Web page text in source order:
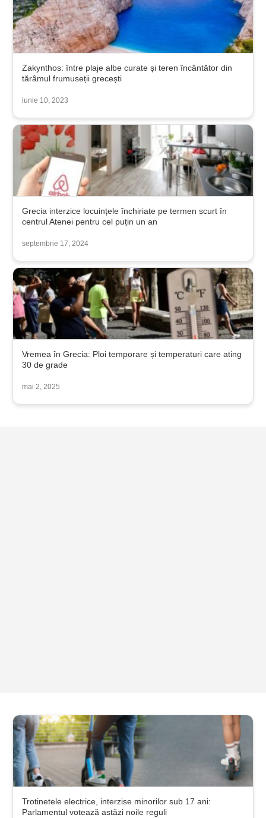
Zakynthos: între plaje albe curate și teren încântător din
tărâmul frumuseții grecești
iunie 10, 2023
Grecia interzice locuințele închiriate pe termen scurt în
centrul Atenei pentru cel puțin un an
septembrie 17, 2024
Vremea în Grecia: Ploi temporare și temperaturi care ating
30 de grade
mai 2, 2025
Trotinetele electrice, interzise minorilor sub 17 ani:
Parlamentul votează astăzi noile reguli